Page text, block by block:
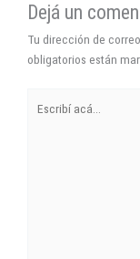
Dejá un
Tu dirección de
obligatorios están
acá...